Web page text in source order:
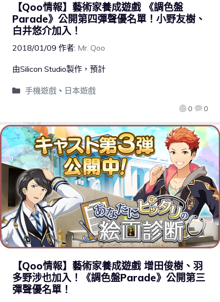
【Qoo情報】藝術家養成遊戲 《調色盤
Parade》公開第四彈聲優名單！小野友樹、
白井悠介加入！
2018/01/09 作者: Mr. Qoo
0 0
由Silicon Studio製作，預計
手機遊戲、 日本遊戲
【Qoo情報】藝術家養成遊戲 增田俊樹、羽
多野涉也加入！《調色盤Parade》公開第三
彈聲優名單！